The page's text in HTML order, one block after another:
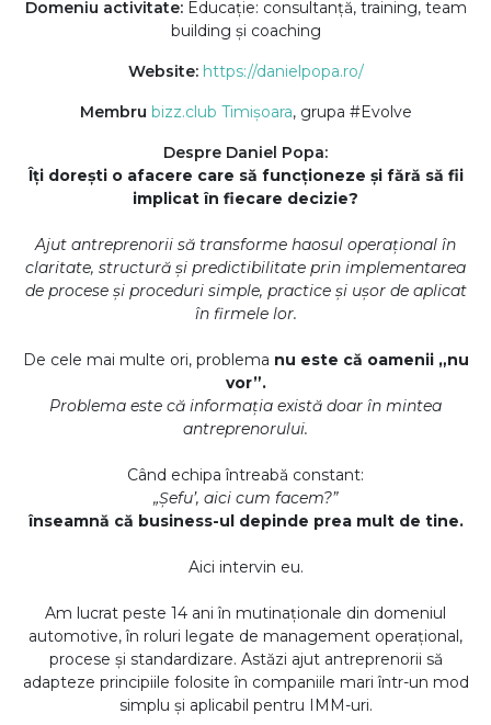
Domeniu activitate:Educație: consultanță, training, team
building și coaching
Website: https://danielpopa.ro/
Membru bizz.club Timișoara, grupa #Evolve
Despre Daniel Popa:
Îți dorești o afacere care să funcționeze și fără să fii
implicat în fiecare decizie?
Ajut antreprenorii să transforme haosul operațional în
claritate, structură și predictibilitate prin implementarea
de procese și proceduri simple, practice și ușor de aplicat
în firmele lor.
De cele mai multe ori, problema nu este că oamenii „nu
vor”.
Problema este că informația există doar în mintea
antreprenorului.
Când echipa întreabă constant:
„Șefu’, aici cum facem?”
înseamnă că business-ul depinde prea mult de tine.
Aici intervin eu.
Am lucrat peste 14 ani în mutinaționale din domeniul
automotive, în roluri legate de management operațional,
procese și standardizare. Astăzi ajut antreprenorii să
adapteze principiile folosite în companiile mari într-un mod
simplu și aplicabil pentru IMM-uri.